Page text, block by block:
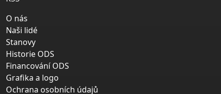
O nás
Naši lidé
Stanovy
Historie ODS
Financování ODS
Grafika a logo
Ochrana osobních údajů